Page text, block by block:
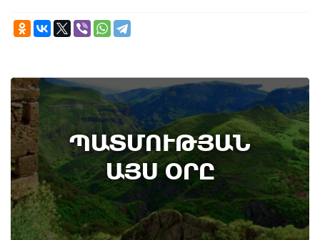
ՊԱՏՄՈՒԹՅԱՆ
ԱՅՍ ՕՐԸ
7th of August
Կառավարությունը ազդարարել է Հյուսիս -
Հարավ ավտոմայրուղու շինարարության
մեկնարկը․ պատմության այս օրը (6
օգոստոս)